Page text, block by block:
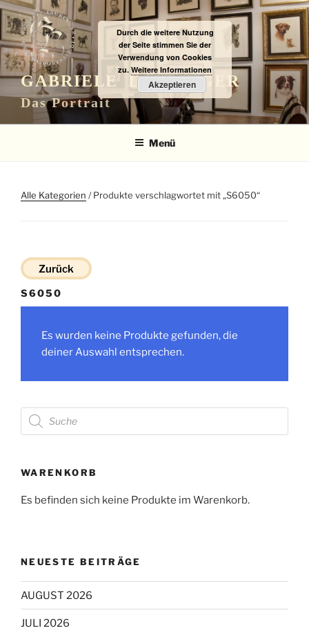
Zum
Inhalt
springen
GABRIELE LAUBINGER
Das Portrait
Menü
Alle Kategorien / Produkte verschlagwortet mit „S6050“
Zurück
S6050
Es wurden keine Produkte gefunden, die
deiner Auswahl entsprechen.
Products
search
WARENKORB
Es befinden sich keine Produkte im Warenkorb.
NEUESTE BEITRÄGE
AUGUST 2026
JULI 2026
Durch die weitere Nutzung
der Seite stimmen Sie der
Verwendung von Cookies
zu. Weitere Informationen
Akzeptieren